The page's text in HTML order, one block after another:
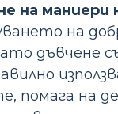
на маниери
на
дъвчене
помага на